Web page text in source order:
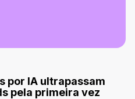
por IA ultrapassam
pela primeira vez